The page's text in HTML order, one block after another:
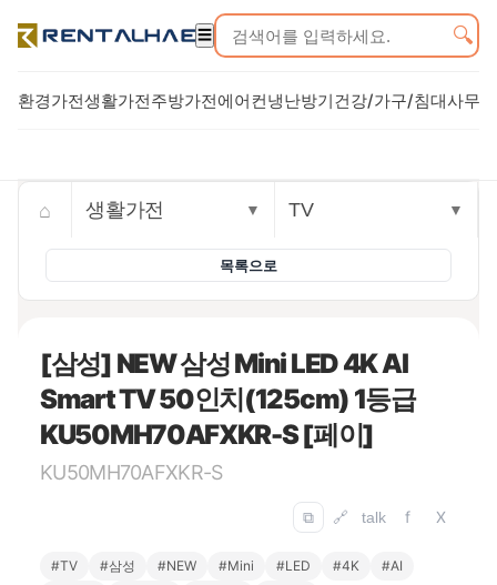
☰ 🔍
환경가전생활가전주방가전에어컨냉난방기건강/가구/침대사무
Trusted rental commerce storefront
⌂ 생활가전 ▼ TV ▼
목록으로
[삼성] NEW 삼성 Mini LED 4K AI
Smart TV 50인치(125cm) 1등급
KU50MH70AFXKR-S [페이]
KU50MH70AFXKR-S
⧉ 🔗 talk f X
#TV #삼성 #NEW #Mini #LED #4K
#AI